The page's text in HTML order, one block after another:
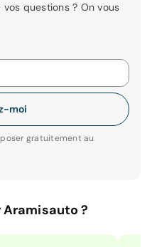
questions ? On vous
moi
gratuitement au
?